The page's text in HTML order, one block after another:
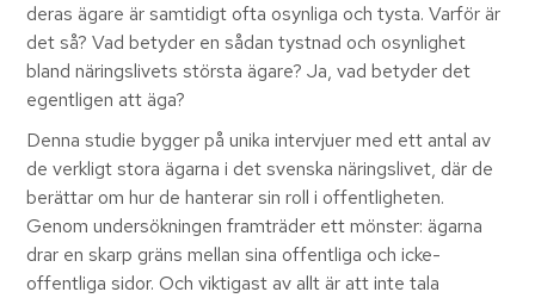
deras ägare är samtidigt ofta osynliga och tysta. Varför är
det så? Vad betyder en sådan tystnad och osynlighet
bland näringslivets största ägare? Ja, vad betyder det
egentligen att äga?
Denna studie bygger på unika intervjuer med ett antal av
de verkligt stora ägarna i det svenska näringslivet, där de
berättar om hur de hanterar sin roll i offentligheten.
Genom undersökningen framträder ett mönster: ägarna
drar en skarp gräns mellan sina offentliga och icke-
offentliga sidor. Och viktigast av allt är att inte tala